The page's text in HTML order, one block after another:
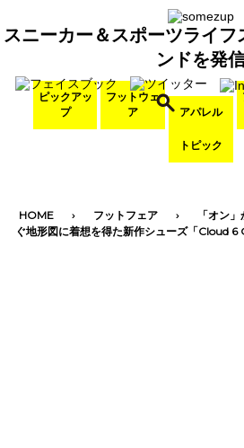
スニーカー＆スポーツライ
ンドを発
ピックアッ
プ
フットウェ
ア
アパレル
トピック
HOME フットフェア
「オン
ぐ地形図に着想を得た新作シューズ「Cloud 6